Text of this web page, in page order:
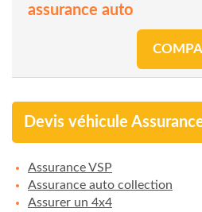
assurance auto
Devis véhicule
Assurance VSP
Assurance auto collection
Assurer un 4x4